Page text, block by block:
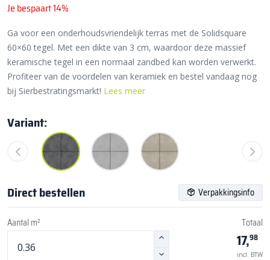
Je bespaart 14%
Ga voor een onderhoudsvriendelijk terras met de Solidsquare
60×60 tegel. Met een dikte van 3 cm, waardoor deze massief
keramische tegel in een normaal zandbed kan worden verwerkt.
Profiteer van de voordelen van keramiek en bestel vandaag nog
bij Sierbestratingsmarkt! Lees meer
Variant:
Direct bestellen Verpakkingsinfo
Aantal m² Totaal
17,98
incl. BTW